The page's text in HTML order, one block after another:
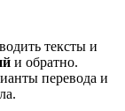
тексты и
и обратно.
перевода и